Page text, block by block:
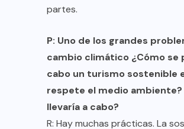
partes.
P: Uno de los grandes
cambio climático ¿Cómo se
cabo un turismo sostenible
respete el medio
llevaría a cabo?
R: Hay muchas prácticas. La